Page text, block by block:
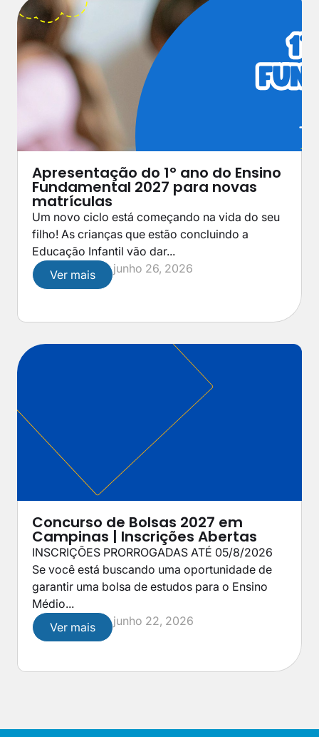
Apresentação do 1º ano do Ensino
Fundamental 2027 para novas
matrículas
Um novo ciclo está começando na vida do seu
filho! As crianças que estão concluindo a
Educação Infantil vão dar...
Ver mais
junho 26, 2026
Concurso de Bolsas 2027 em
Campinas | Inscrições Abertas
INSCRIÇÕES PRORROGADAS ATÉ 05/8/2026
Se você está buscando uma oportunidade de
garantir uma bolsa de estudos para o Ensino
Médio...
Ver mais
junho 22, 2026